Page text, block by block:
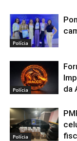
Polícia
Polícia
da
Polícia